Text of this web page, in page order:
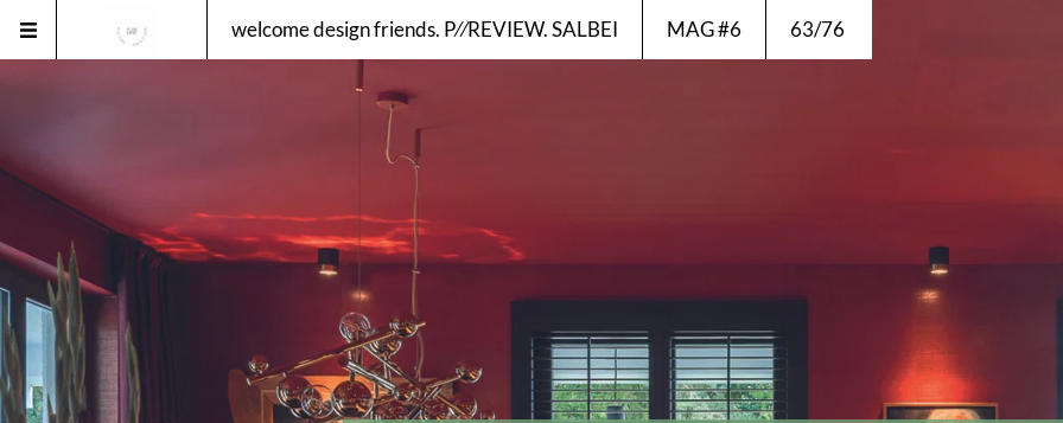
welcome design friends. P⁄⁄REVIEW. SALBEI MAG #6 63/76